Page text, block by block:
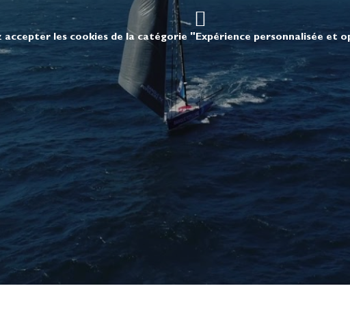
accepter les cookies de la catégorie "Expérience personnalisée